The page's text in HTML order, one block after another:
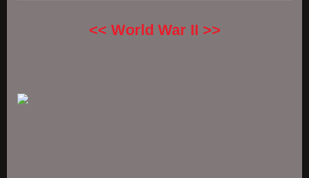
<< World War II >>